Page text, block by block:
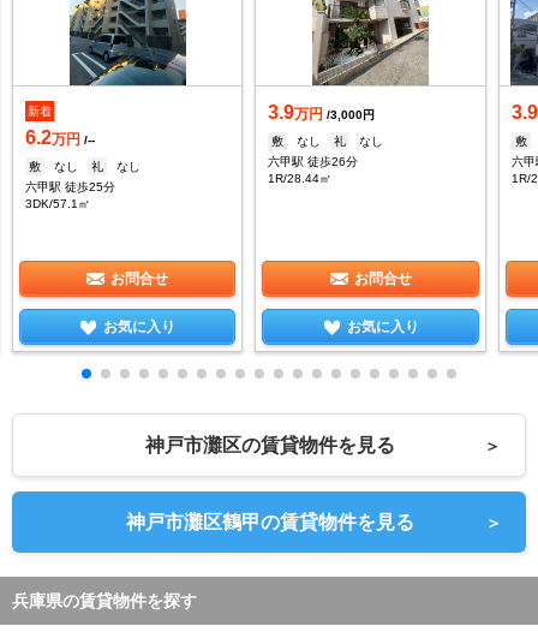
新着
6.2万円 /--
敷
なし 礼
なし
六甲駅 徒歩25分
3DK/57.1㎡
お問合せ
お気に入り
3.9万円 /3,000円
敷
なし 礼
なし
六甲駅 徒歩26分
1R/28.44㎡
お問合せ
お気に入り
3.9
敷
六
1R/
神戸市灘区の賃貸物件を見る ＞
神戸市灘区鶴甲の賃貸物件を見る ＞
兵庫県の賃貸物件を探す